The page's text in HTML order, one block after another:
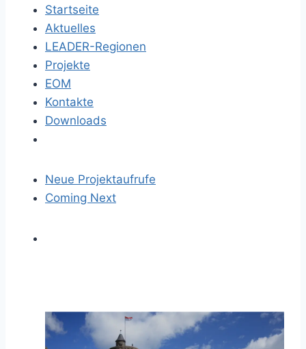
Startseite
Aktuelles
LEADER-Regionen
Projekte
EOM
Kontakte
Downloads
Neue Projektaufrufe
Coming Next